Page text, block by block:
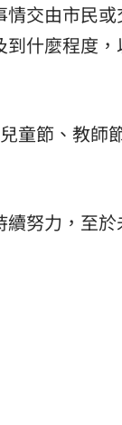
交由市民或
什麼程度，
童節、教師
努力，至於